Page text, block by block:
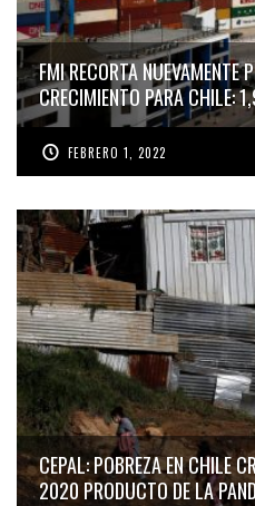
FMI RECORTA NUEVAMENTE
CRECIMIENTO PARA CHILE:
FEBRERO 1, 2022
CEPAL: POBREZA EN CHILE
2020 PRODUCTO DE LA